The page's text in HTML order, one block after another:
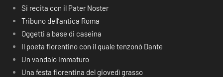
Si recita con il Pater Noster
Tribuno dell’antica Roma
Oggetti a base di caseina
Il poeta fiorentino con il quale tenzonò Dante
Un vandalo immaturo
Una festa fiorentina del giovedì grasso